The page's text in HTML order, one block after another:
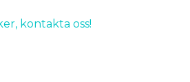
kontakta oss!